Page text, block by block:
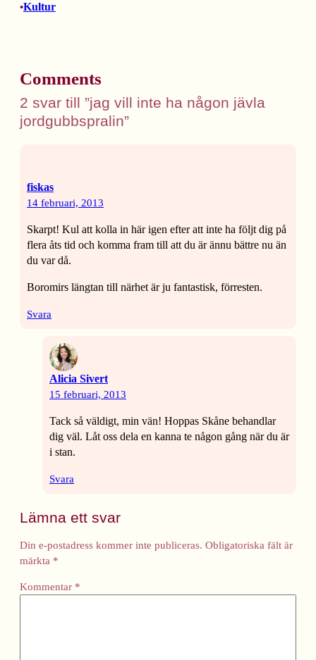
•Kultur
Comments
2 svar till ”jag vill inte ha någon jävla
jordgubbspralin”
fiskas
14 februari, 2013
Skarpt! Kul att kolla in här igen efter att inte ha följt dig på
flera åts tid och komma fram till att du är ännu bättre nu än
du var då.
Boromirs längtan till närhet är ju fantastisk, förresten.
Svara
Alicia Sivert
15 februari, 2013
Tack så väldigt, min vän! Hoppas Skåne behandlar
dig väl. Låt oss dela en kanna te någon gång när du är
i stan.
Svara
Lämna ett svar
Din e-postadress kommer inte publiceras. Obligatoriska fält är
märkta *
Kommentar *